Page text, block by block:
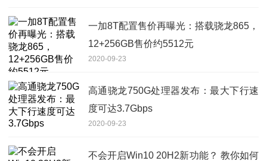
一加8T配置售价再曝光：搭载骁龙865，
12+256GB售价约5512元
2020-09-23
高通骁龙750G处理器发布：最大下行速
度可达3.7Gbps
2020-09-23
不会开启Win10 20H2新功能？ 教你如何